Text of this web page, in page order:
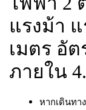
แรงม้า
เมตร อัต
ภายใน
หากเดินทา